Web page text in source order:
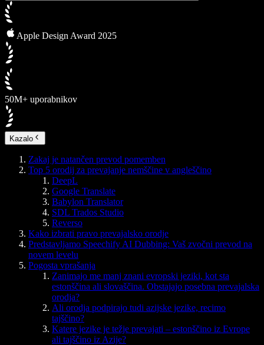
Apple Design Award 2025
50M+ uporabnikov
Kazalo
Zakaj je natančen prevod pomemben
Top 5 orodij za prevajanje nemščine v angleščino
DeepL
Google Translate
Babylon Translator
SDL Trados Studio
Reverso
Kako izbrati pravo prevajalsko orodje
Predstavljamo Speechify AI Dubbing: Vaš zvočni prevod na
novem levelu
Pogosta vprašanja
Zanimajo me manj znani evropski jeziki, kot sta
estonščina ali slovaščina. Obstajajo posebna prevajalska
orodja?
Ali orodja podpirajo tudi azijske jezike, recimo
tajščino?
Katere jezike je težje prevajati – estonščino iz Evrope
ali tajščino iz Azije?